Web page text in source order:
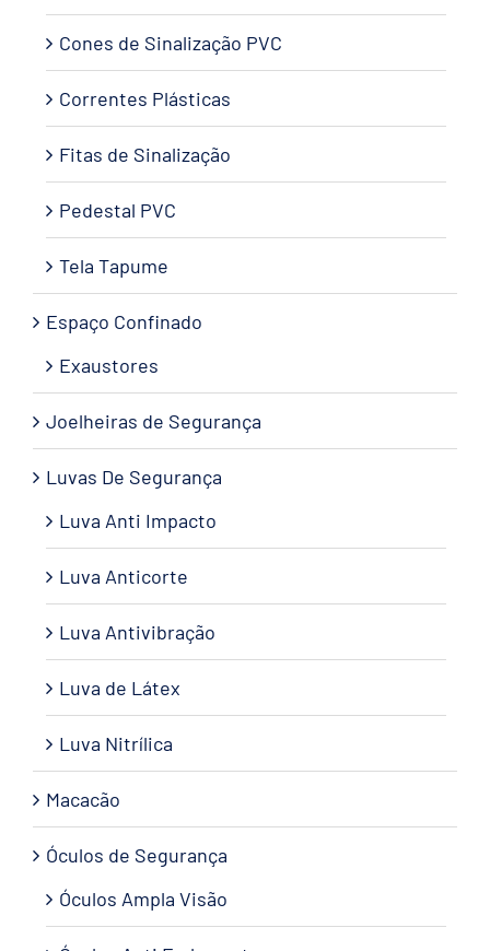
Cones de Sinalização PVC
Correntes Plásticas
Fitas de Sinalização
Pedestal PVC
Tela Tapume
Espaço Confinado
Exaustores
Joelheiras de Segurança
Luvas De Segurança
Luva Anti Impacto
Luva Anticorte
Luva Antivibração
Luva de Látex
Luva Nitrílica
Macacão
Óculos de Segurança
Óculos Ampla Visão